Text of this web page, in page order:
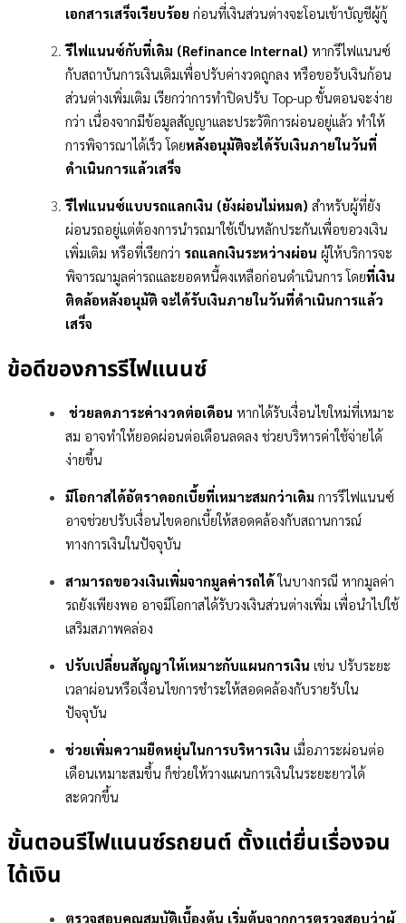
เอกสารเสร็จเรียบร้อย ก่อนที่เงินส่วนต่างจะโอนเข้าบัญชีผู้กู้
รีไฟแนนซ์กับที่เดิม (Refinance Internal) หากรีไฟแนนซ์
กับสถาบันการเงินเดิมเพื่อปรับค่างวดถูกลง หรือขอรับเงินก้อน
ส่วนต่างเพิ่มเติม เรียกว่าการทำปิดปรับ Top-up ขั้นตอนจะง่าย
กว่า เนื่องจากมีข้อมูลสัญญาและประวัติการผ่อนอยู่แล้ว ทำให้
การพิจารณาได้เร็ว โดยหลังอนุมัติจะได้รับเงินภายในวันที่
ดำเนินการแล้วเสร็จ
รีไฟแนนซ์แบบรถแลกเงิน (ยังผ่อนไม่หมด) สำหรับผู้ที่ยัง
ผ่อนรถอยู่แต่ต้องการนำรถมาใช้เป็นหลักประกันเพื่อขอวงเงิน
เพิ่มเติม หรือที่เรียกว่า รถแลกเงินระหว่างผ่อน ผู้ให้บริการจะ
พิจารณามูลค่ารถและยอดหนี้คงเหลือก่อนดำเนินการ โดยที่เงิน
ติดล้อหลังอนุมัติ จะได้รับเงินภายในวันที่ดำเนินการแล้ว
เสร็จ
ข้อดีของการรีไฟแนนซ์
ช่วยลดภาระค่างวดต่อเดือน หากได้รับเงื่อนไขใหม่ที่เหมาะ
สม อาจทำให้ยอดผ่อนต่อเดือนลดลง ช่วยบริหารค่าใช้จ่ายได้
ง่ายขึ้น
มีโอกาสได้อัตราดอกเบี้ยที่เหมาะสมกว่าเดิม การรีไฟแนนซ์
อาจช่วยปรับเงื่อนไขดอกเบี้ยให้สอดคล้องกับสถานการณ์
ทางการเงินในปัจจุบัน
สามารถขอวงเงินเพิ่มจากมูลค่ารถได้ในบางกรณี หากมูลค่า
รถยังเพียงพอ อาจมีโอกาสได้รับวงเงินส่วนต่างเพิ่ม เพื่อนำไปใช้
เสริมสภาพคล่อง
ปรับเปลี่ยนสัญญาให้เหมาะกับแผนการเงิน เช่น ปรับระยะ
เวลาผ่อนหรือเงื่อนไขการชำระให้สอดคล้องกับรายรับใน
ปัจจุบัน
ช่วยเพิ่มความยืดหยุ่นในการบริหารเงิน เมื่อภาระผ่อนต่อ
เดือนเหมาะสมขึ้น ก็ช่วยให้วางแผนการเงินในระยะยาวได้
สะดวกขึ้น
ขั้นตอนรีไฟแนนซ์รถยนต์ ตั้งแต่ยื่นเรื่องจน
ได้เงิน
ตรวจสอบคุณสมบัติเบื้องต้น เริ่มต้นจากการตรวจสอบว่าผู้